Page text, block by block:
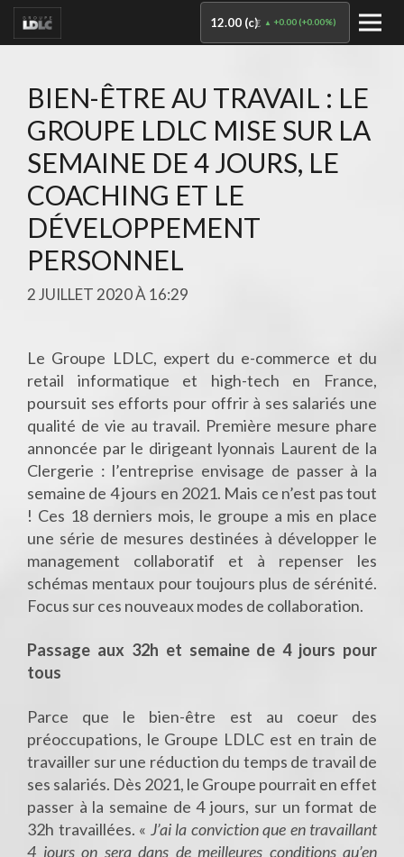
12.00 (c)€ +0.00(+0.00%)
BIEN-ÊTRE AU TRAVAIL : LE
GROUPE LDLC MISE SUR LA
SEMAINE DE 4 JOURS, LE
COACHING ET LE
DÉVELOPPEMENT
PERSONNEL
2 JUILLET 2020 À 16:29
Le Groupe LDLC, expert du e-commerce et du
retail informatique et high-tech en France,
poursuit ses efforts pour offrir à ses salariés une
qualité de vie au travail. Première mesure phare
annoncée par le dirigeant lyonnais Laurent de la
Clergerie : l’entreprise envisage de passer à la
semaine de 4 jours en 2021. Mais ce n’est pas tout
! Ces 18 derniers mois, le groupe a mis en place
une série de mesures destinées à développer le
management collaboratif et à repenser les
schémas mentaux pour toujours plus de sérénité.
Focus sur ces nouveaux modes de collaboration.
Passage aux 32h et semaine de 4 jours pour
tous
Parce que le bien-être est au coeur des
préoccupations, le Groupe LDLC est en train de
travailler sur une réduction du temps de travail de
ses salariés. Dès 2021, le Groupe pourrait en effet
passer à la semaine de 4 jours, sur un format de
32h travaillées. « J’ai la conviction que en travaillant
4 jours on sera dans de meilleures conditions qu’en